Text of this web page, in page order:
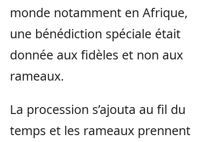
monde notamment en Afrique,
une bénédiction spéciale était
donnée aux fidèles et non aux
rameaux.
La procession s’ajouta au fil du
temps et les rameaux prennent